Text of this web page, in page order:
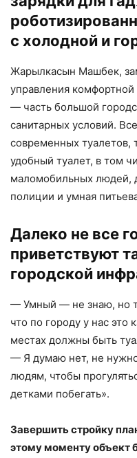
с холодной и
Жарылкасын Машбек,
управления
— часть большой
санитарных условий.
современных туалетов,
удобный туалет, в том
маломобильных людей,
полиции и умная
Далеко не все
приветствуют
городской
— Умный — не знаю, но
что по городу у нас это
местах должны быть
— Я думаю нет, не
людям, чтобы
детками побегать».
Завершить стройку
этому моменту объект